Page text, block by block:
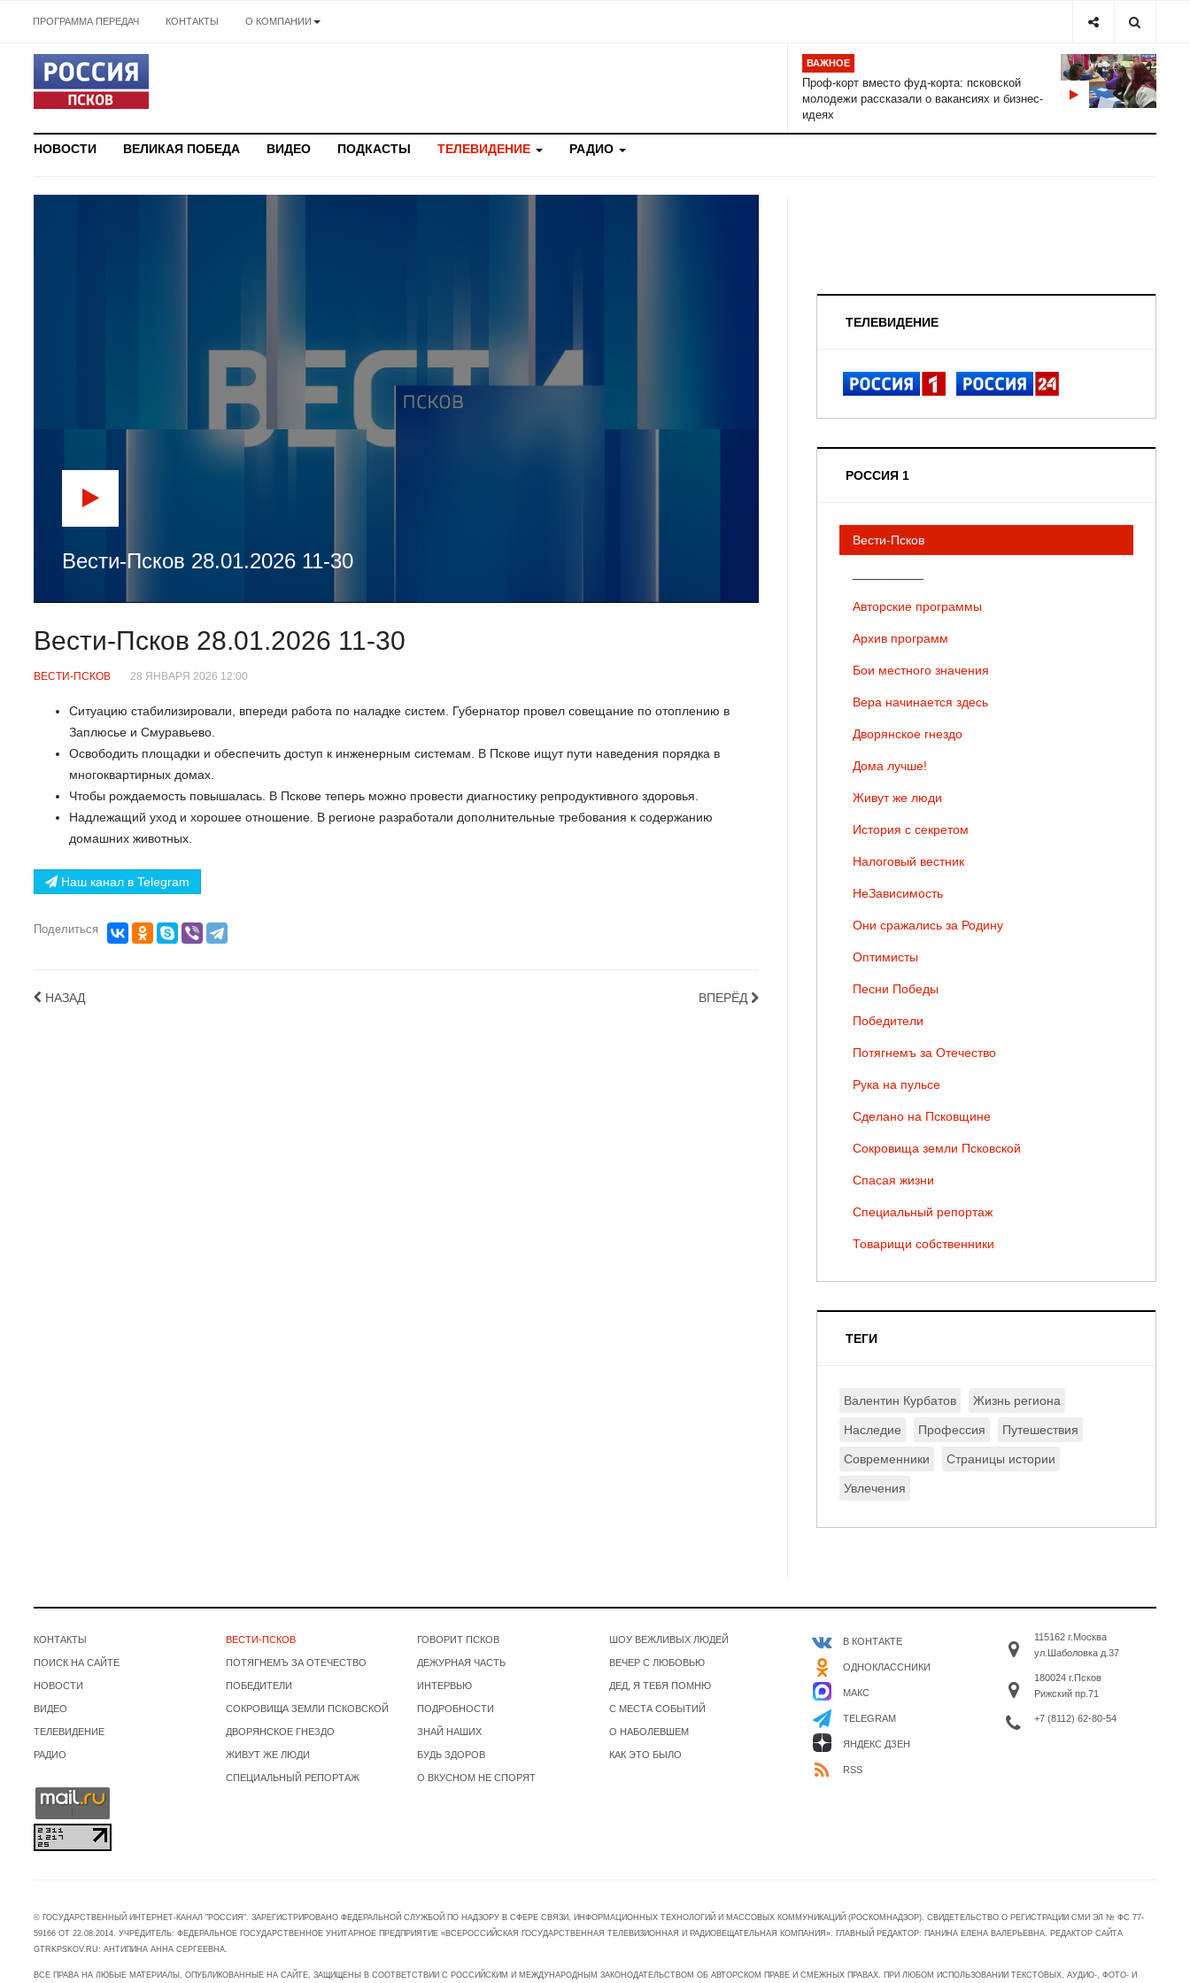
ПРОГРАММА ПЕРЕДАЧ КОНТАКТЫ О КОМПАНИИ
ВАЖНОЕ
Проф-корт вместо фуд-корта: псковской
молодежи рассказали о вакансиях и бизнес-
идеях
НОВОСТИ ВЕЛИКАЯ ПОБЕДА ВИДЕО ПОДКАСТЫ ТЕЛЕВИДЕНИЕ РАДИО
Вести-Псков 28.01.2026 11-30
Вести-Псков 28.01.2026 11-30
ВЕСТИ-ПСКОВ 28 ЯНВАРЯ 2026 12:00
Ситуацию стабилизировали, впереди работа по наладке систем. Губернатор провел совещание по отоплению в
Заплюсье и Смуравьево.
Освободить площадки и обеспечить доступ к инженерным системам. В Пскове ищут пути наведения порядка в
многоквартирных домах.
Чтобы рождаемость повышалась. В Пскове теперь можно провести диагностику репродуктивного здоровья.
Надлежащий уход и хорошее отношение. В регионе разработали дополнительные требования к содержанию
домашних животных.
Наш канал в Telegram
Поделиться
НАЗАД ВПЕРЁД
ТЕЛЕВИДЕНИЕ
РОССИЯ 1
Вести-Псков
Авторские программы
Архив программ
Бои местного значения
Вера начинается здесь
Дворянское гнездо
Дома лучше!
Живут же люди
История с секретом
Налоговый вестник
НеЗависимость
Они сражались за Родину
Оптимисты
Песни Победы
Победители
Потягнемъ за Отечество
Рука на пульсе
Сделано на Псковщине
Сокровища земли Псковской
Спасая жизни
Специальный репортаж
Товарищи собственники
ТЕГИ
Валентин Курбатов Жизнь региона
Наследие Профессия Путешествия
Современники Страницы истории
Увлечения
КОНТАКТЫ
ПОИСК НА САЙТЕ
НОВОСТИ
ВИДЕО
ТЕЛЕВИДЕНИЕ
РАДИО
ВЕСТИ-ПСКОВ
ПОТЯГНЕМЪ ЗА ОТЕЧЕСТВО
ПОБЕДИТЕЛИ
СОКРОВИЩА ЗЕМЛИ ПСКОВСКОЙ
ДВОРЯНСКОЕ ГНЕЗДО
ЖИВУТ ЖЕ ЛЮДИ
СПЕЦИАЛЬНЫЙ РЕПОРТАЖ
ГОВОРИТ ПСКОВ
ДЕЖУРНАЯ ЧАСТЬ
ИНТЕРВЬЮ
ПОДРОБНОСТИ
ЗНАЙ НАШИХ
БУДЬ ЗДОРОВ
О ВКУСНОМ НЕ СПОРЯТ
ШОУ ВЕЖЛИВЫХ ЛЮДЕЙ
ВЕЧЕР С ЛЮБОВЬЮ
ДЕД, Я ТЕБЯ ПОМНЮ
С МЕСТА СОБЫТИЙ
О НАБОЛЕВШЕМ
КАК ЭТО БЫЛО
В КОНТАКТЕ
ОДНОКЛАССНИКИ
МАКС
TELEGRAM
ЯНДЕКС ДЗЕН
RSS
115162 г.Москва
ул.Шаболовка д.37
180024 г.Псков
Рижский пр.71
+7 (8112) 62-80-54
© ГОСУДАРСТВЕННЫЙ ИНТЕРНЕТ-КАНАЛ "РОССИЯ". ЗАРЕГИСТРИРОВАНО ФЕДЕРАЛЬНОЙ СЛУЖБОЙ ПО НАДЗОРУ В СФЕРЕ СВЯЗИ, ИНФОРМАЦИОННЫХ ТЕХНОЛОГИЙ И МАССОВЫХ КОММУНИКАЦИЙ (РОСКОМНАДЗОР). СВИДЕТЕЛЬСТВО О РЕГИСТРАЦИИ СМИ ЭЛ № ФС 77-
59166 ОТ 22.08.2014. УЧРЕДИТЕЛЬ: ФЕДЕРАЛЬНОЕ ГОСУДАРСТВЕННОЕ УНИТАРНОЕ ПРЕДПРИЯТИЕ «ВСЕРОССИЙСКАЯ ГОСУДАРСТВЕННАЯ ТЕЛЕВИЗИОННАЯ И РАДИОВЕЩАТЕЛЬНАЯ КОМПАНИЯ». ГЛАВНЫЙ РЕДАКТОР: ПАНИНА ЕЛЕНА ВАЛЕРЬЕВНА. РЕДАКТОР САЙТА
GTRKPSKOV.RU: АНТИПИНА АННА СЕРГЕЕВНА.
ВСЕ ПРАВА НА ЛЮБЫЕ МАТЕРИАЛЫ, ОПУБЛИКОВАННЫЕ НА САЙТЕ, ЗАЩИЩЕНЫ В СООТВЕТСТВИИ С РОССИЙСКИМ И МЕЖДУНАРОДНЫМ ЗАКОНОДАТЕЛЬСТВОМ ОБ АВТОРСКОМ ПРАВЕ И СМЕЖНЫХ ПРАВАХ. ПРИ ЛЮБОМ ИСПОЛЬЗОВАНИИ ТЕКСТОВЫХ, АУДИО-, ФОТО- И